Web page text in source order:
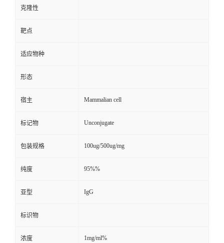
克隆性
靶点
适应物种
形态
宿主 Mammalian cell
标记物 Unconjugate
包装规格 100ug/500ug/mg
纯度 95%%
亚型 IgG
标识物
浓度 1mg/ml%